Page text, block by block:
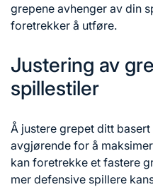
grepene avhenger av din
foretrekker å utføre.
Justering av
spillestiler
Å justere grepet ditt
avgjørende for å
kan foretrekke et fastere
mer defensive spillere